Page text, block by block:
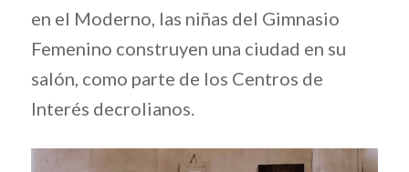
en el Moderno, las niñas del Gimnasio
Femenino construyen una ciudad en su
salón, como parte de los Centros de
Interés decrolianos.